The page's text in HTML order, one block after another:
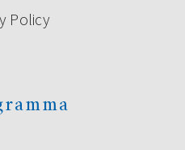
Policy